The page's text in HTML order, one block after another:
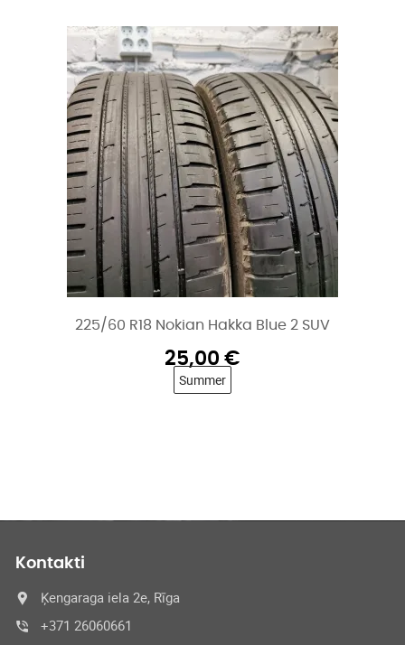
225/60 R18 Nokian Hakka Blue 2 SUV
25,00 €
Summer
Kontakti
Ķengaraga iela 2e, Rīga
+371 26060661